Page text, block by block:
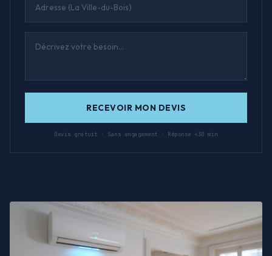
RECEVOIR MON DEVIS
Devis gratuit · Sans engagement · Réponse <30 min